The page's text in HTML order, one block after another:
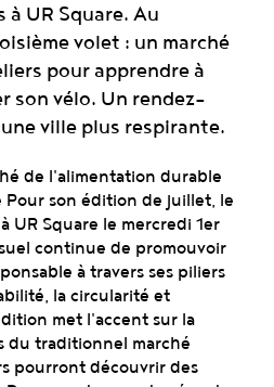
UR Square. Au
volet : un marché
pour apprendre à
son vélo. Un rendez-
ville plus respirante.
de l'alimentation durable
son édition de juillet, le
UR Square le mercredi 1er
continue de promouvoir
à travers ses piliers
la circularité et
met l'accent sur la
du traditionnel marché
pourront découvrir des